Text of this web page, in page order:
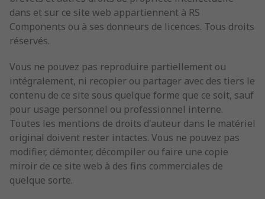
dans et sur ce site web appartiennent à RS
Components ou à ses donneurs de licences. Tous droits
réservés.
Vous ne pouvez pas reproduire partiellement ou
intégralement, ni recopier ou partager avec des tiers le
contenu de ce site sous quelque forme que ce soit, sauf
pour usage personnel ou professionnel interne.
Toutes les mentions de droits d'auteur dans le matériel
original doivent rester intactes. Vous ne pouvez pas
modifier, démonter, décompiler ou faire une copie
miroir de ce site web à des fins commerciales de
quelque sorte.